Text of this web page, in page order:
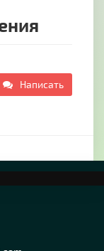
Написать